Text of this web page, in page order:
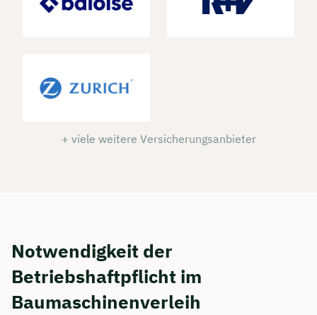
+ viele weitere Versicherungsanbieter
Notwendigkeit der
Betriebshaftpflicht im
Baumaschinenverleih